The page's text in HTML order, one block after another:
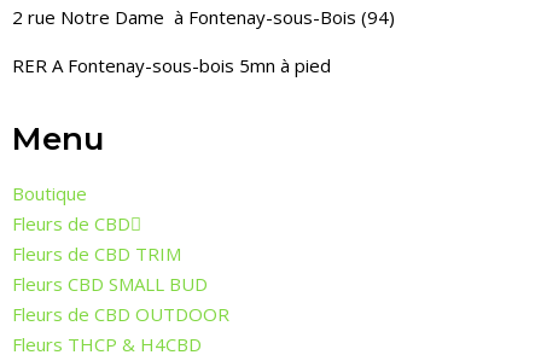
2 rue Notre Dame à Fontenay-sous-Bois (94)
RER A Fontenay-sous-bois 5mn à pied
Menu
Boutique
Fleurs de CBD
Fleurs de CBD TRIM
Fleurs CBD SMALL BUD
Fleurs de CBD OUTDOOR
Fleurs THCP & H4CBD